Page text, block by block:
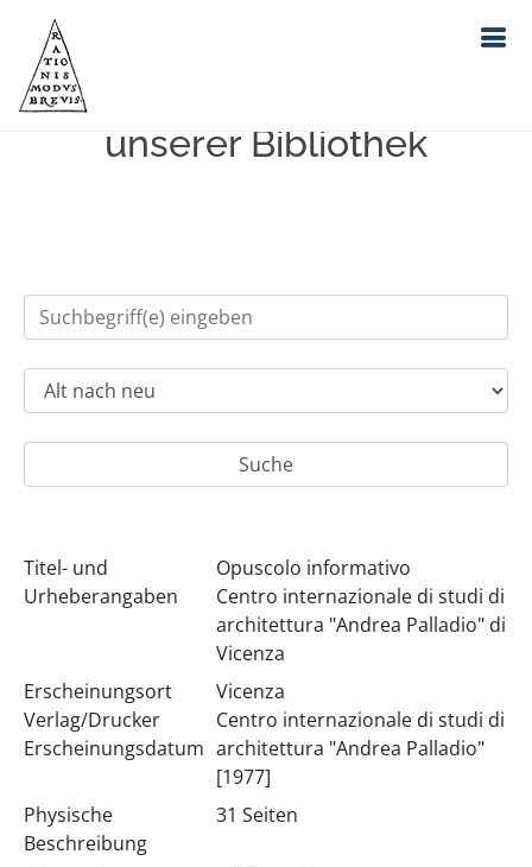
Einfache Suche im Bestand
unserer Bibliothek
Titel- und
Urheberangaben
Opuscolo informativo
Centro internazionale di studi di
architettura "Andrea Palladio" di
Vicenza
Erscheinungsort
Verlag/Drucker
Erscheinungsdatum
Vicenza
Centro internazionale di studi di
architettura "Andrea Palladio"
[1977]
Physische
Beschreibung
31 Seiten